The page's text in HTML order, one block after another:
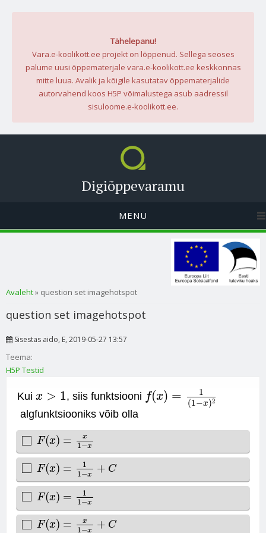
Tähelepanu!
Vara.e-koolikott.ee projekt on lõppenud. Sellega seoses
palume uusi õppematerjale vara.e-koolikott.ee keskkonnas
mitte luua. Avalik ja kõigile kasutatav õppematerjalide
autorvahend koos H5P võimalustega asub aadressil
sisuloome.e-koolikott.ee.
Digiõppevaramu
MENU
Sa oled siin
Avaleht» question set imagehotspot
question set imagehotspot
Sisestas aido, E, 2019-05-27 13:57
Teema:
H5P Testid